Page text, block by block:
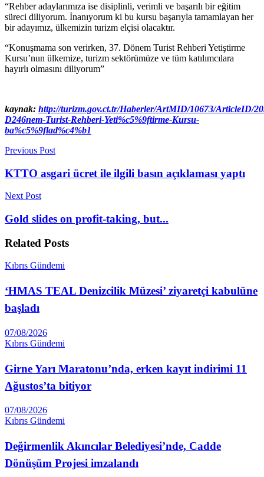
“Rehber adaylarımıza ise disiplinli, verimli ve başarılı bir eğitim
süreci diliyorum. İnanıyorum ki bu kursu başarıyla tamamlayan her
bir adayımız, ülkemizin turizm elçisi olacaktır.
“Konuşmama son verirken, 37. Dönem Turist Rehberi Yetiştirme
Kursu’nun ülkemize, turizm sektörümüze ve tüm katılımcılara
hayırlı olmasını diliyorum”
kaynak: http://turizm.gov.ct.tr/Haberler/ArtMID/10673/ArticleID/
D246nem-Turist-Rehberi-Yeti%c5%9ftirme-Kursu-
ba%c5%9flad%c4%b1
Previous Post
KTTO asgari ücret ile ilgili basın açıklaması yaptı
Next Post
Gold slides on profit-taking, but...
Related Posts
Kıbrıs Gündemi
‘HMAS TEAL Denizcilik Müzesi’ ziyaretçi kabulüne
başladı
07/08/2026
Kıbrıs Gündemi
Girne Yarı Maratonu’nda, erken kayıt indirimi 11
Ağustos’ta bitiyor
07/08/2026
Kıbrıs Gündemi
Değirmenlik Akıncılar Belediyesi’nde, Cadde
Dönüşüm Projesi imzalandı